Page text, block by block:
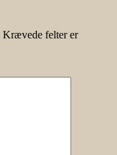
Krævede felter er